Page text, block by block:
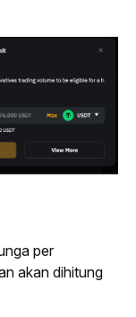
per
akan dihitung